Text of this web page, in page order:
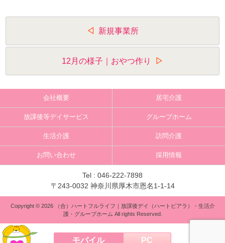
稿
ビ
ー
シ
ョ
ン
新規事業所
12月の様子｜おやつ作り
会社概要 居宅介護
放課後等デイサービス グループホーム
生活介護 訪問介護
お問い合わせ 採用情報
Tel : 046-222-7898
〒243-0032 神奈川県厚木市恩名1-1-14
Copyright © 2026 （合）ハートフルライフ｜放課後デイ（ハートピアラ）・生活介
護・グループホーム All rights Reserved.
モバイル PC